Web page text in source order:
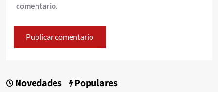
comentario.
Novedades Populares